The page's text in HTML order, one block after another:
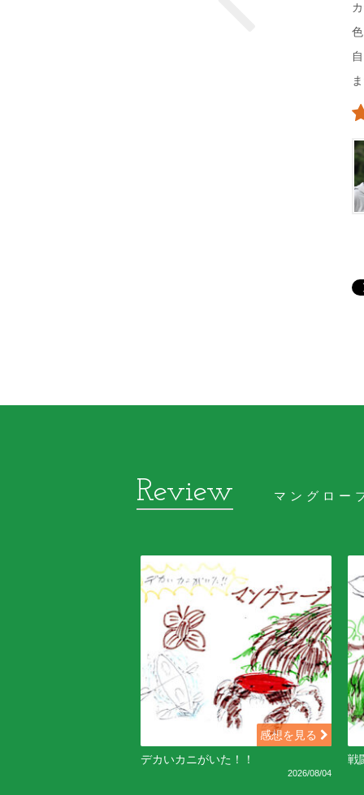
マングロー
感想を見る
デカいカニがいた！！
2026/08/04
戦